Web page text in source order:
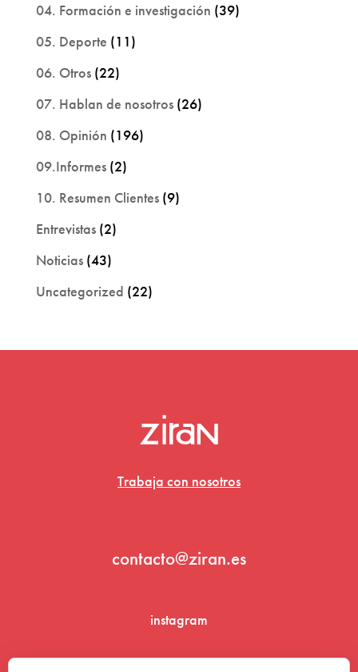
04. Formación e investigación (39)
05. Deporte (11)
06. Otros(22)
07. Hablan de nosotros(26)
08. Opinión (196)
09.Informes(2)
10. Resumen Clientes(9)
Entrevistas(2)
Noticias(43)
Uncategorized (22)
Trabaja con nosotros
contacto@ziran.es
instagram